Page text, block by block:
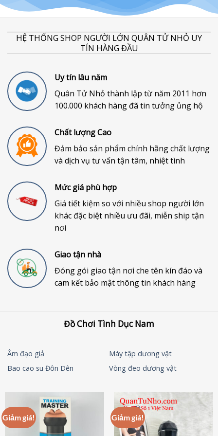
HỆ THỐNG SHOP NGƯỜI LỚN QUÂN TỬ NHỎ UY
TÍN HÀNG ĐẦU
Uy tín lâu năm
Quân Tử Nhỏ thành lập từ năm 2011 hơn
100.000 khách hàng đã tin tưởng ủng hộ
Chất lượng Cao
Đảm bảo sản phẩm chính hãng chất lượng
và dịch vụ tư vấn tận tâm, nhiệt tình
Mức giá phù hợp
Giá tiết kiệm so với nhiều shop người lớn
khác đặc biệt nhiều ưu đãi, miễn ship tận
nơi
Giao tận nhà
Đóng gói giao tận nơi che tên kín đáo và
cam kết bảo mật thông tin khách hàng
Đồ Chơi Tình Dục Nam
Âm đạo giả
Máy tập dương vật
Bao cao su Đôn Dên
Vòng đeo dương vật
Giảm giá! Giảm giá!